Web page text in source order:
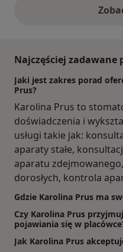
Najczęściej zadawane
Jaki jest zakres porad
Prus?
Karolina Prus to
doświadczenia i
usługi takie jak:
aparaty stałe,
aparatu
dorosłych, kontrola
Gdzie Karolina Prus ma
Czy Karolina Prus
pojawiania się w
Jak Karolina Prus